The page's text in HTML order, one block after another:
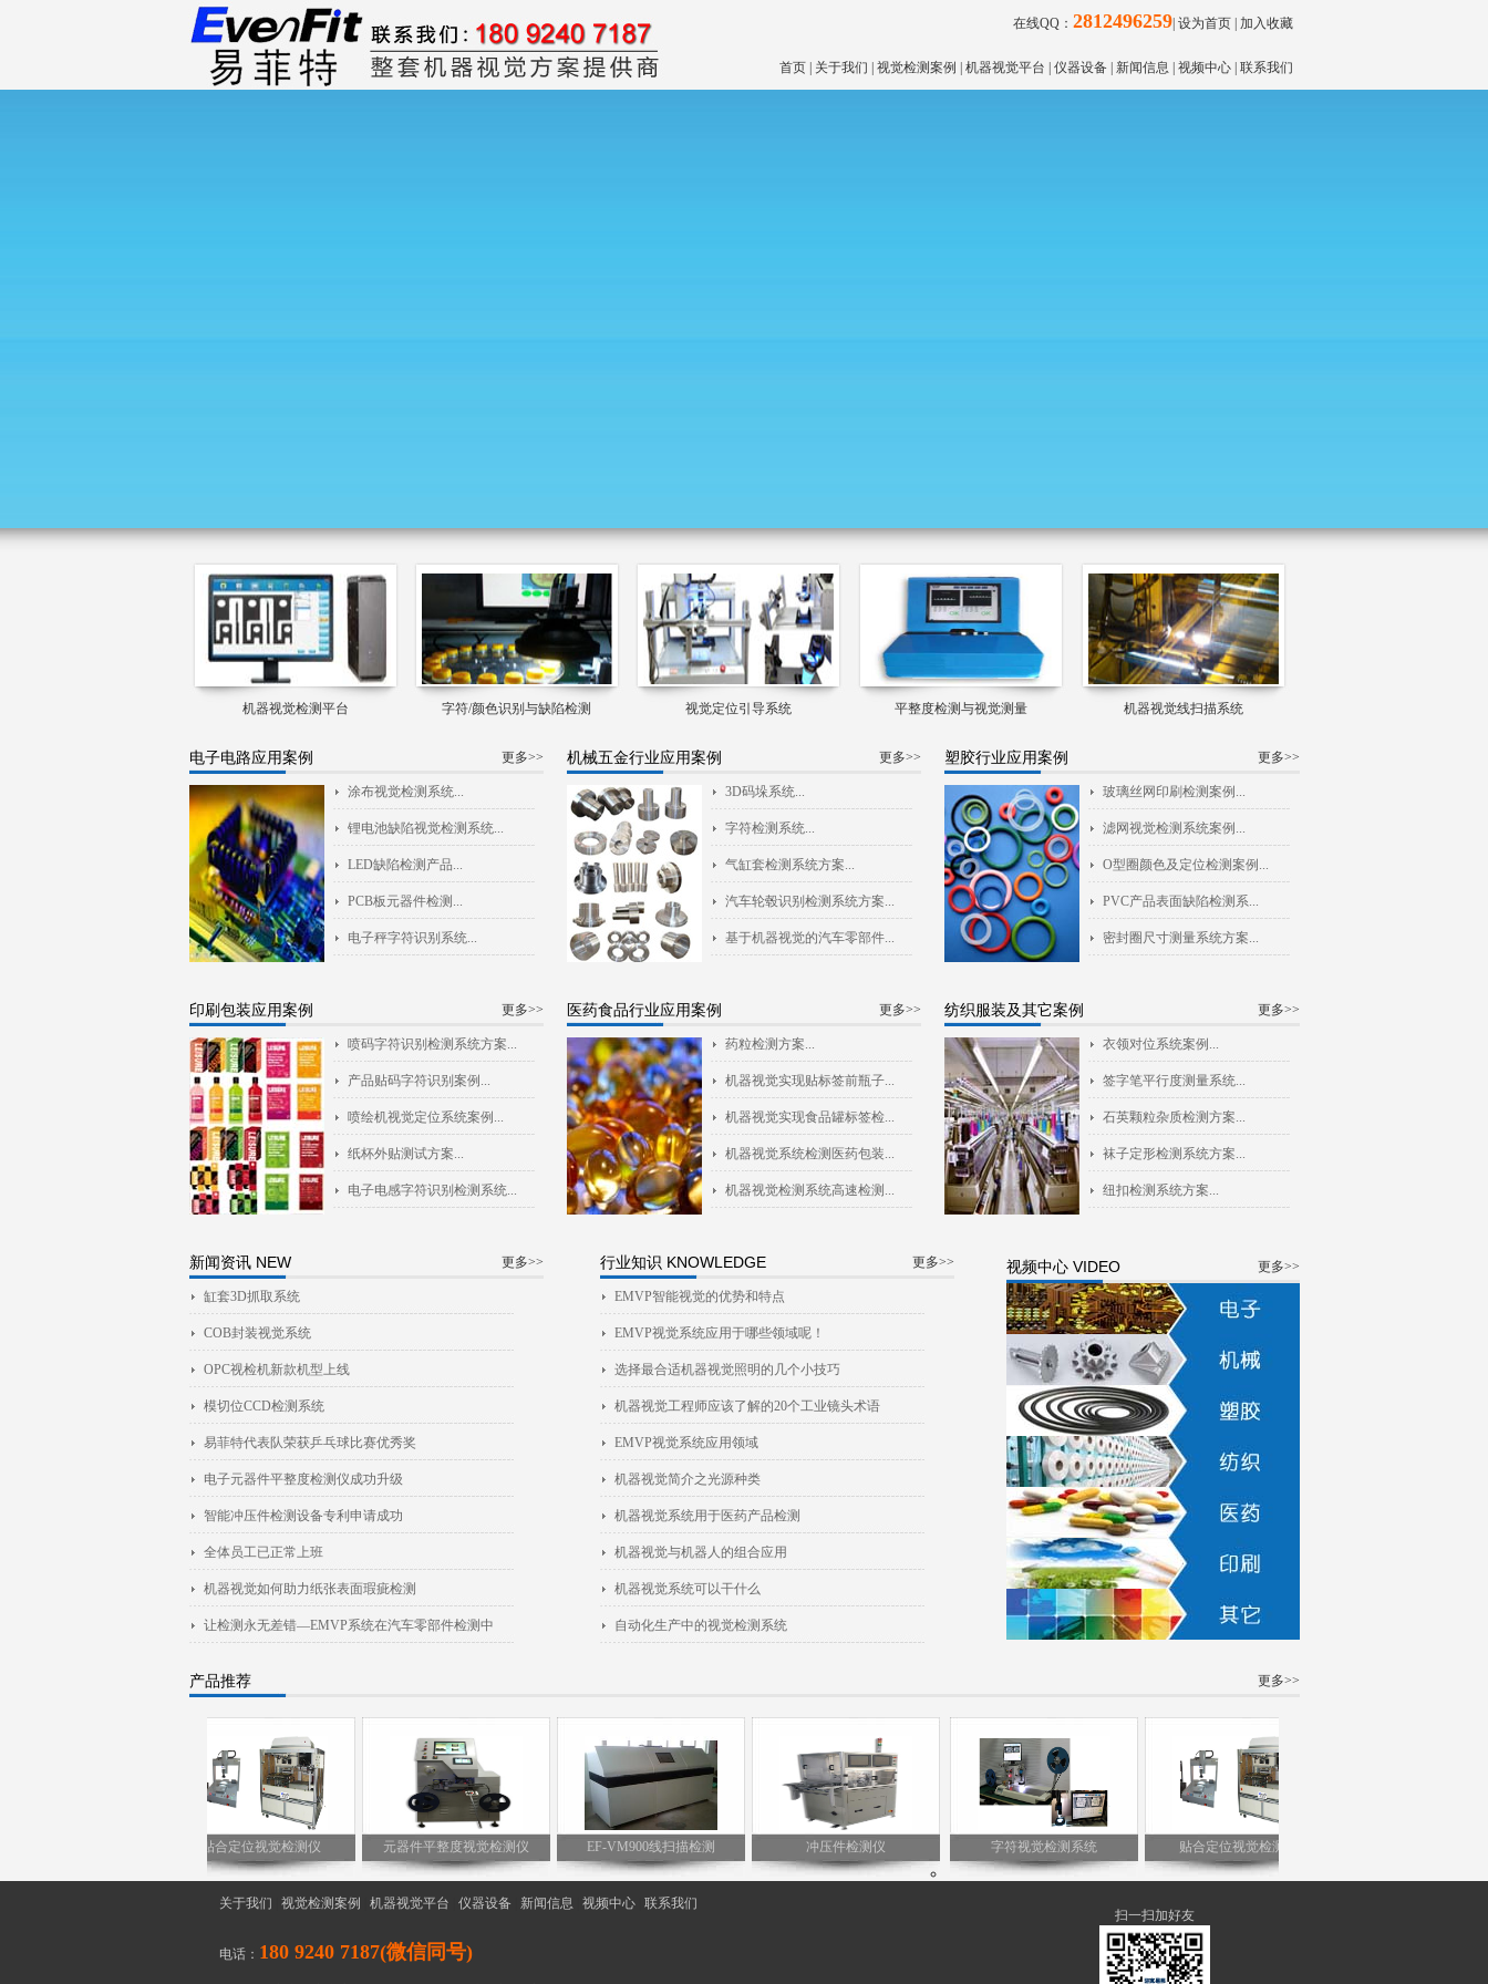
在线QQ： 2812496259 设为首页 加入收藏
首页 关于我们 视觉检测案例 机器视觉平台 仪器设备 新闻信息 视频中心 联系我们
机器视觉检测平台 字符/颜色识别与缺陷检测 视觉定位引导系统 平整度检测与视觉测量 机器视觉线扫描系统
电子电路应用案例 更多>>
涂布视觉检测系统...
锂电池缺陷视觉检测系统...
LED缺陷检测产品...
PCB板元器件检测...
电子秤字符识别系统...
机械五金行业应用案例 更多>>
3D码垛系统...
字符检测系统...
气缸套检测系统方案...
汽车轮毂识别检测系统方案...
基于机器视觉的汽车零部件...
塑胶行业应用案例 更多>>
玻璃丝网印刷检测案例...
滤网视觉检测系统案例...
O型圈颜色及定位检测案例...
PVC产品表面缺陷检测系...
密封圈尺寸测量系统方案...
印刷包装应用案例 更多>>
喷码字符识别检测系统方案...
产品贴码字符识别案例...
喷绘机视觉定位系统案例...
纸杯外贴测试方案...
电子电感字符识别检测系统...
医药食品行业应用案例 更多>>
药粒检测方案...
机器视觉实现贴标签前瓶子...
机器视觉实现食品罐标签检...
机器视觉系统检测医药包装...
机器视觉检测系统高速检测...
纺织服装及其它案例 更多>>
衣领对位系统案例...
签字笔平行度测量系统...
石英颗粒杂质检测方案...
袜子定形检测系统方案...
纽扣检测系统方案...
新闻资讯 NEW 更多>>
缸套3D抓取系统
COB封装视觉系统
OPC视检机新款机型上线
模切位CCD检测系统
易菲特代表队荣获乒乓球比赛优秀奖
电子元器件平整度检测仪成功升级
智能冲压件检测设备专利申请成功
全体员工已正常上班
机器视觉如何助力纸张表面瑕疵检测
让检测永无差错—EMVP系统在汽车零部件检测中
行业知识 KNOWLEDGE 更多>>
EMVP智能视觉的优势和特点
EMVP视觉系统应用于哪些领域呢！
选择最合适机器视觉照明的几个小技巧
机器视觉工程师应该了解的20个工业镜头术语
EMVP视觉系统应用领域
机器视觉简介之光源种类
机器视觉系统用于医药产品检测
机器视觉与机器人的组合应用
机器视觉系统可以干什么
自动化生产中的视觉检测系统
视频中心 VIDEO 更多>>
产品推荐 更多>>
贴合定位视觉检测仪 元器件平整度视觉检测仪 EF-VM900线扫描检测 冲压件检测仪 字符视觉检测系统 贴合定位视觉检测仪
关于我们 视觉检测案例 机器视觉平台 仪器设备 新闻信息 视频中心| 联系我们
扫一扫加好友
电话： 180 9240 7187(微信同号)